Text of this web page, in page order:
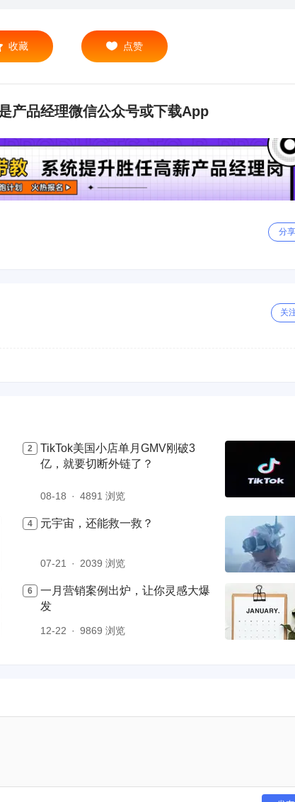
收藏 点赞
产品经理微信公众号或下载App
分享
关
TikTok美国小店单月GMV刚破3
亿，就要切断外链了？
08-18 4891 浏览
元宇宙，还能救一救？
07-21 2039 浏览
一月营销案例出炉，让你灵感大爆
发
12-22 9869 浏览